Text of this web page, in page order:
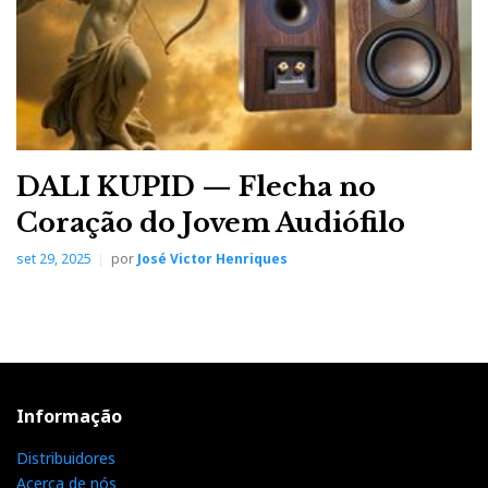
explodem realmente.
Os tiros matam só de
susto.
O cancelamento ativo de ruído reforça essa sensação
transdutor, mas reduz o ruído de fundo. Menos sala,
DALI KUPID — Flecha no
Coração do Jovem Audiófilo
set 29, 2025 porJosé Victor Henriques
Informação
Distribuidores
Acerca de nós